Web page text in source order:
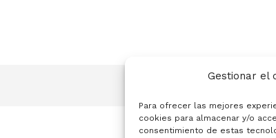
Gestionar el
Para ofrecer las mejores
cookies para almacenar y/o
consentimiento de estas